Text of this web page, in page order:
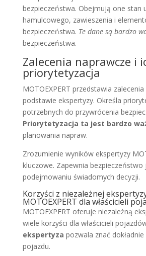
bezpieczeństwa. Obejmują one stan
hamulcowego, zawieszenia i
bezpieczeństwa. Te dane są bardzo
bezpieczeństwa.
Zalecenia naprawcze i
priorytetyzacja
MOTOEXPERT przedstawia
podstawie ekspertyzy. Określa
potrzebnych do przywrócenia
Priorytetyzacja ta jest bardzo
planowania napraw.
Zrozumienie wyników ekspertyzy
kluczowe. Zapewnia
podejmowaniu świadomych decyzji.
Korzyści z niezależnej
MOTOEXPERT dla właścicieli
MOTOEXPERT oferuje niezależną
wiele korzyści dla właścicieli
ekspertyza pozwala znać
pojazdu.